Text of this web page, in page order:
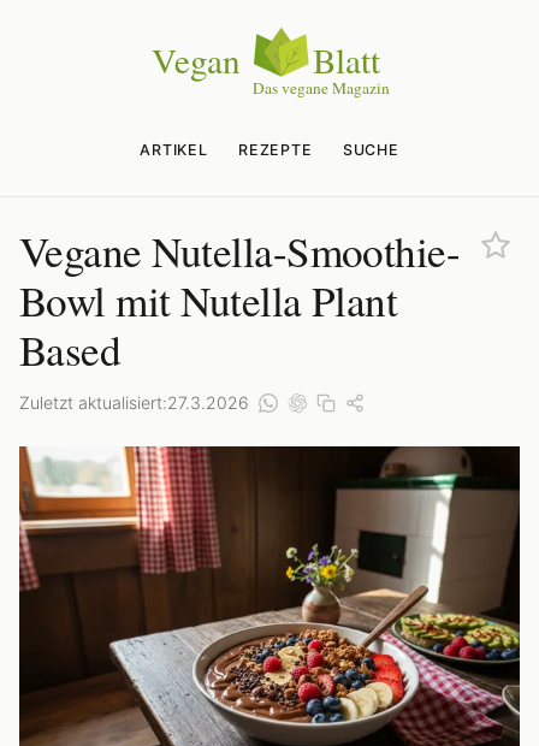
ARTIKEL REZEPTE SUCHE
Vegane Nutella-Smoothie-
Bowl mit Nutella Plant
Based
Zuletzt aktualisiert:27.3.2026